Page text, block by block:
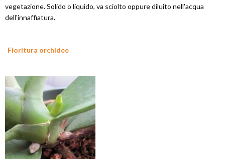
vegetazione. Solido o liquido, va sciolto oppure diluito nell'acqua
dell'innaffiatura.
Fioritura orchidee